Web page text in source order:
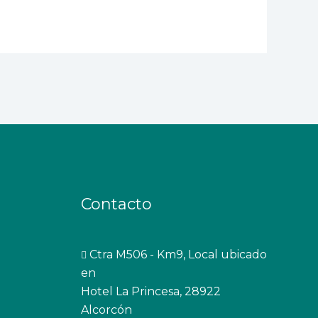
Contacto
Ctra M506 - Km9, Local ubicado
en
Hotel La Princesa, 28922
Alcorcón